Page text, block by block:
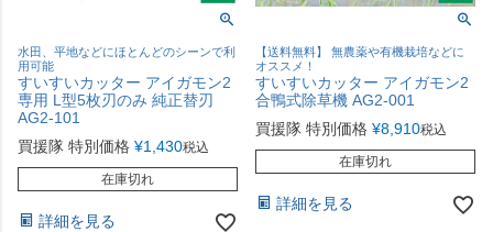
水田、平地などにほとんどのシーンで利
用可能
すいすいカッター アイガモン2
専用 L型5枚刃のみ 純正替刃
AG2-101
買援隊 特別価格 ¥1,430税込
在庫切れ
詳細を見る
【送料無料】 無農薬や有機栽培などに
オススメ！
すいすいカッター アイガモン2
合鴨式除草機 AG2-001
買援隊 特別価格 ¥8,910税込
在庫切れ
詳細を見る